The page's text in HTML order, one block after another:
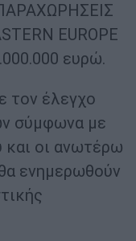
EUROPE
ευρώ.
τον έλεγχο
σύμφωνα με
και οι ανωτέρω
ενημερωθούν